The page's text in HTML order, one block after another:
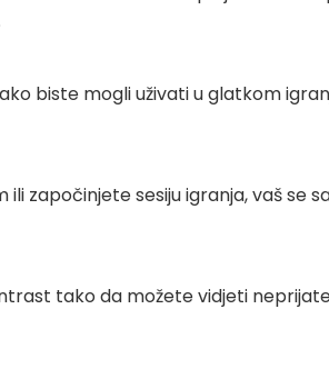
biste mogli uživati u glatkom
započinjete sesiju igranja, vaš se
tako da možete vidjeti